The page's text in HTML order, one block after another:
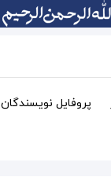
پروفایل نویسندگان